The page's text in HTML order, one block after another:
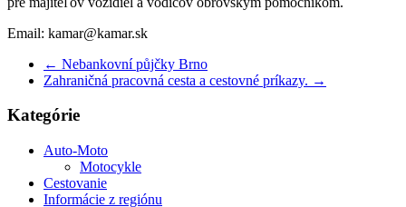
Email: kamar@kamar.sk
← Nebankovní půjčky Brno
Zahraničná pracovná cesta a cestovné príkazy. →
Kategórie
Auto-Moto
Motocykle
Cestovanie
Informácie z regiónu